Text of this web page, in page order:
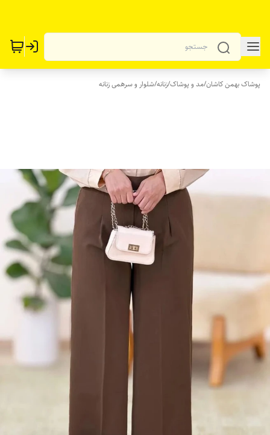
پوشاک بهمن کاشان/مد و پوشاک/زنانه/شلوار و سرهمی زنانه